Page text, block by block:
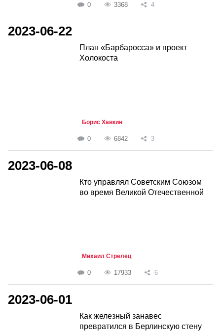
0 3368 4
2023-06-22
План «Барбаросса» и проект
Холокоста
Борис Хавкин
0 6842 3
2023-06-08
Кто управлял Советским Союзом
во время Великой Отечественной
Михаил Стрелец
0 17933 6
2023-06-01
Как железный занавес
превратился в Берлинскую стену